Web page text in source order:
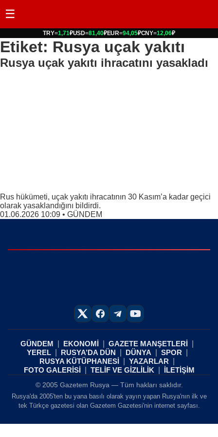
☰
TRY=1,71₽USD=81,40₽EUR=94,05₽CNY=12,06₽
Etiket: Rusya uçak yakıtı
Rusya uçak yakıtı ihracatını yasakladı
Rus hükümeti, uçak yakıtı ihracatının 30 Kasım’a kadar geçici
olarak yasaklandığını bildirdi.
01.06.2026 10:09 • GÜNDEM
GÜNDEM EKONOMİ
GAZETE MANŞETLERİ
YEREL
RUSYA’DA DÜN DÜNYA
SPOR
RUSYA KÜTÜPHANESİ
YAZARLAR
FOTO GALERİSİ
TELİF VE GİZLİLİK İLETİŞİM
© 2005 Gazetem Rusya — Tüm hakları saklıdır.
Rusya'da 2005'ten bu yana basılı olarak yayın yapan Rusya'nın ilk ve
tek Türkçe gazetesi olan Gazetem Gazetesi'nin internet sayfası.